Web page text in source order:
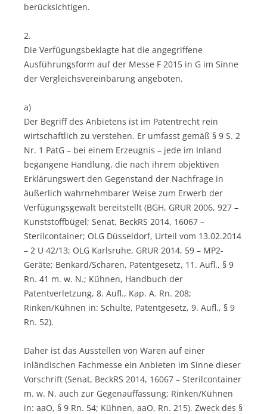
berücksichtigen.
2.
Die Verfügungsbeklagte hat die angegriffene
Ausführungsform auf der Messe F 2015 in G im Sinne
der Vergleichsvereinbarung angeboten.
a)
Der Begriff des Anbietens ist im Patentrecht rein
wirtschaftlich zu verstehen. Er umfasst gemäß § 9 S. 2
Nr. 1 PatG – bei einem Erzeugnis – jede im Inland
begangene Handlung, die nach ihrem objektiven
Erklärungswert den Gegenstand der Nachfrage in
äußerlich wahrnehmbarer Weise zum Erwerb der
Verfügungsgewalt bereitstellt (BGH, GRUR 2006, 927 –
Kunststoffbügel; Senat, BeckRS 2014, 16067 –
Sterilcontainer; OLG Düsseldorf, Urteil vom 13.02.2014
– 2 U 42/13; OLG Karlsruhe, GRUR 2014, 59 – MP2-
Geräte; Benkard/Scharen, Patentgesetz, 11. Aufl., § 9
Rn. 41 m. w. N.; Kühnen, Handbuch der
Patentverletzung, 8. Aufl., Kap. A. Rn. 208;
Rinken/Kühnen in: Schulte, Patentgesetz, 9. Aufl., § 9
Rn. 52).
Daher ist das Ausstellen von Waren auf einer
inländischen Fachmesse ein Anbieten im Sinne dieser
Vorschrift (Senat, BeckRS 2014, 16067 – Sterilcontainer
m. w. N. auch zur Gegenauffassung; Rinken/Kühnen
in: aaO, § 9 Rn. 54; Kühnen, aaO, Rn. 215). Zweck des §